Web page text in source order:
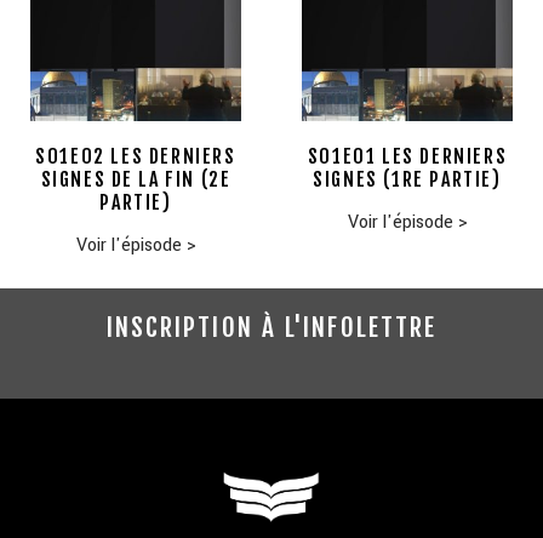
S01E02 LES DERNIERS
SIGNES DE LA FIN (2E
PARTIE)
Voir l'épisode >
S01E01 LES DERNIERS
SIGNES (1RE PARTIE)
Voir l'épisode >
INSCRIPTION À L'INFOLETTRE